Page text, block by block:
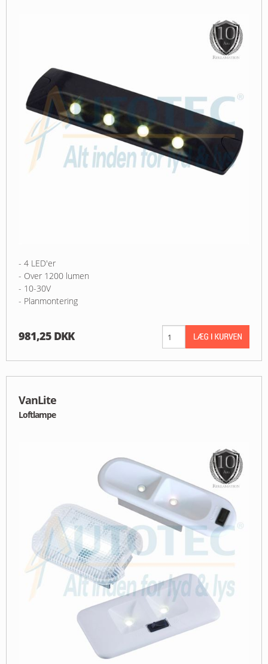
- 4 LED'er
- Over 1200 lumen
- 10-30V
- Planmontering
981,25 DKK
VanLite
Loftlampe